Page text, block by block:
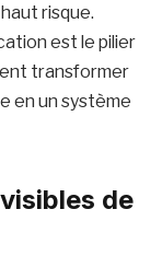
risque.
est le pilier
transformer
en un système
de